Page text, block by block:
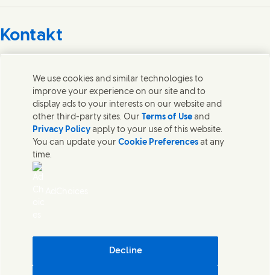
with us on Facebook
Connect with us on X
Connect with us on Instagram
Connect with us on LinkedIn
Kontakt
helfen gerne bei Fragen.
Kontakt
Datenschutzhinweis
Nutzungsbedingungen
Cookie Information
Pflichtangaben
We use cookies and similar technologies to
improve your experience on our site and to
display ads to your interests on our website and
other third-party sites. Our Terms of Use and
Privacy Policy apply to your use of this website.
You can update yourCookie Preferences at any
time.
Decline